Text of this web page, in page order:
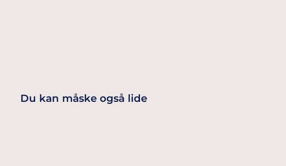
Du kan måske også lide